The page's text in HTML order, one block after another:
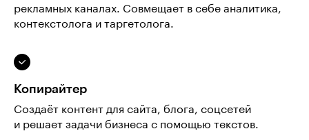
рекламных каналах. Совмещает в себе аналитика,
контекстолога и таргетолога.
Копирайтер
Создаёт контент для сайта, блога, соцсетей
и решает задачи бизнеса с помощью текстов.